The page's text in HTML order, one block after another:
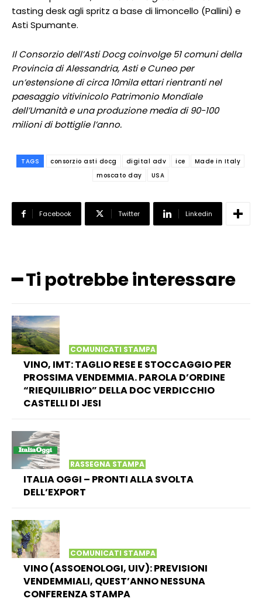
tasting desk agli spritz a base di limoncello (Pallini) e
Asti Spumante.
Il Consorzio dell’Asti Docg coinvolge 51 comuni della
Provincia di Alessandria, Asti e Cuneo per
un’estensione di circa 10mila ettari rientranti nel
paesaggio vitivinicolo Patrimonio Mondiale
dell’Umanità e una produzione media di 90-100
milioni di bottiglie l’anno.
TAGS consorzio asti docg digital adv ice
Made in Italy
moscato day
USA
Facebook Twitter Linkedin
━ Ti potrebbe interessare
COMUNICATI STAMPA
VINO, IMT: TAGLIO RESE E STOCCAGGIO PER
PROSSIMA VENDEMMIA. PAROLA D’ORDINE
“RIEQUILIBRIO” DELLA DOC VERDICCHIO
CASTELLI DI JESI
RASSEGNA STAMPA
ITALIA OGGI – PRONTI ALLA SVOLTA
DELL’EXPORT
COMUNICATI STAMPA
VINO (ASSOENOLOGI, UIV): PREVISIONI
VENDEMMIALI, QUEST’ANNO NESSUNA
CONFERENZA STAMPA